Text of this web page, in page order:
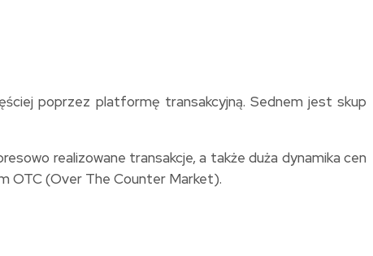
poprzez platformę transakcyjną. Sednem jest skup
realizowane transakcje, a także duża dynamika cen
OTC (Over The Counter Market).